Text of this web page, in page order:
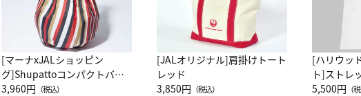
[マーナxJALショッピン
グ]Shupattoコンパクトバッ
グ Drop JAL客室乗務員
3,960円 （税込）
[JALオリジナル]肩掛けトート
レッド
3,850円 （税込）
[ハリウッ
ト]ストレ
ーネック
5,500円 （